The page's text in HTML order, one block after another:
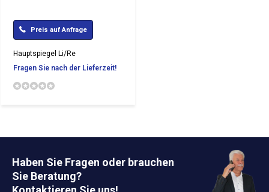
Preis auf Anfrage
Hauptspiegel Li/Re
Fragen Sie nach der Lieferzeit!
Haben Sie Fragen oder brauchen
Sie Beratung?